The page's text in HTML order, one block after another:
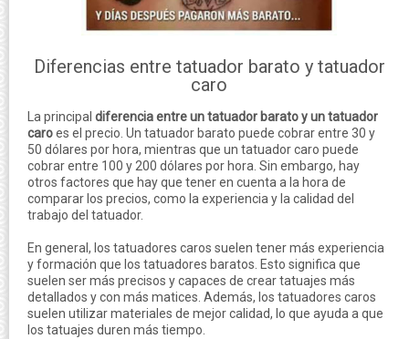
Diferencias entre tatuador barato y tatuador
caro
La principal diferencia entre un tatuador barato y un tatuador
caroes el precio. Un tatuador barato puede cobrar entre 30 y
50 dólares por hora, mientras que un tatuador caro puede
cobrar entre 100 y 200 dólares por hora. Sin embargo, hay
otros factores que hay que tener en cuenta a la hora de
comparar los precios, como la experiencia y la calidad del
trabajo del tatuador.
En general, los tatuadores caros suelen tener más experiencia
y formación que los tatuadores baratos. Esto significa que
suelen ser más precisos y capaces de crear tatuajes más
detallados y con más matices. Además, los tatuadores caros
suelen utilizar materiales de mejor calidad, lo que ayuda a que
los tatuajes duren más tiempo.